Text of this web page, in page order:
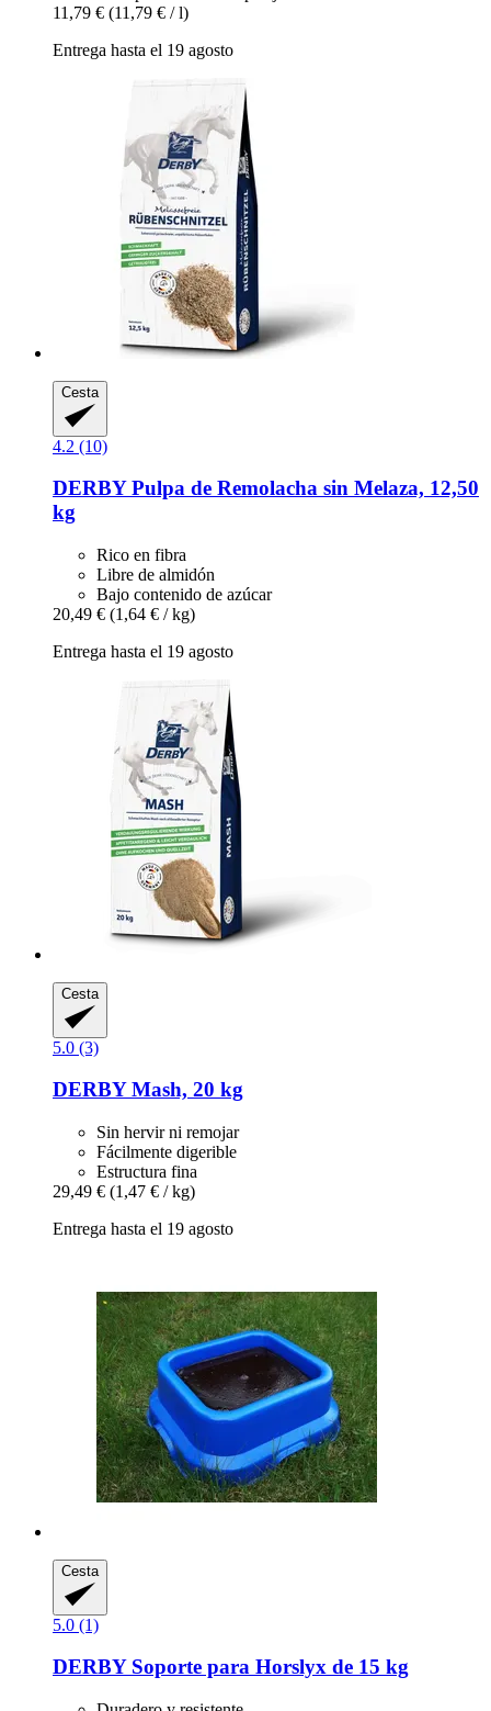
11,79 € (11,79 € / l)
Entrega hasta el 19 agosto
Cesta
4.2 (10)
DERBYPulpa de Remolacha sin Melaza, 12,50
kg
Rico en fibra
Libre de almidón
Bajo contenido de azúcar
20,49 € (1,64 € / kg)
Entrega hasta el 19 agosto
Cesta
5.0 (3)
DERBYMash, 20 kg
Sin hervir ni remojar
Fácilmente digerible
Estructura fina
29,49 € (1,47 € / kg)
Entrega hasta el 19 agosto
Cesta
5.0 (1)
DERBYSoporte para Horslyx de 15 kg